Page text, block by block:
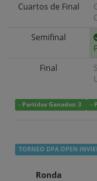
Cuartos de Final
Semifinal
Final
- Partidos Ganados: 3 -
TORNEO DPA OPEN
Ronda